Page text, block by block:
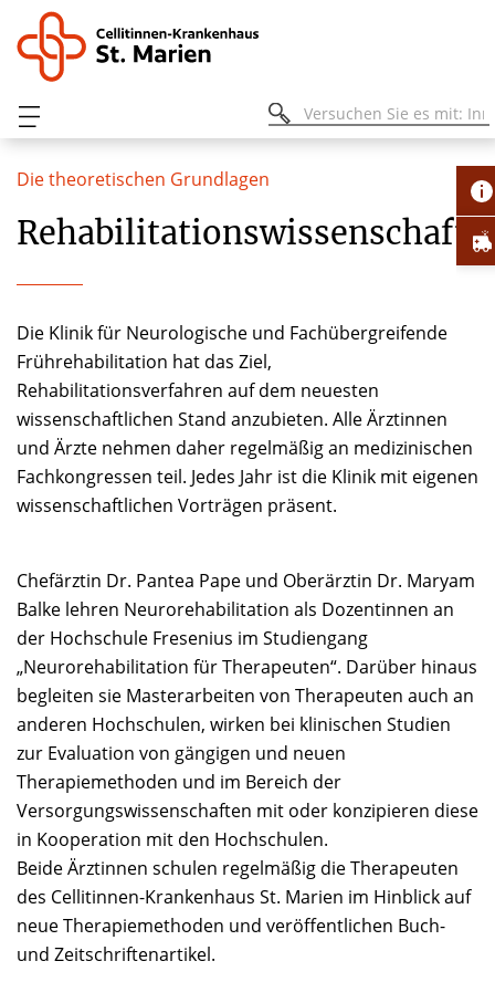
Die theoretischen Grundlagen
Die Klinik für Neurologische und Fachübergreifende
Frührehabilitation hat das Ziel,
Rehabilitationsverfahren auf dem neuesten
wissenschaftlichen Stand anzubieten. Alle Ärztinnen
und Ärzte nehmen daher regelmäßig an medizinischen
Fachkongressen teil. Jedes Jahr ist die Klinik mit eigenen
wissenschaftlichen Vorträgen präsent.
Chefärztin Dr. Pantea Pape und Oberärztin Dr. Maryam
Balke lehren Neurorehabilitation als Dozentinnen an
der Hochschule Fresenius im Studiengang
„Neurorehabilitation für Therapeuten“. Darüber hinaus
begleiten sie Masterarbeiten von Therapeuten auch an
anderen Hochschulen, wirken bei klinischen Studien
zur Evaluation von gängigen und neuen
Therapiemethoden und im Bereich der
Versorgungswissenschaften mit oder konzipieren diese
in Kooperation mit den Hochschulen.
Beide Ärztinnen schulen regelmäßig die Therapeuten
des Cellitinnen-Krankenhaus St. Marien im Hinblick auf
neue Therapiemethoden und veröffentlichen Buch-
und Zeitschriftenartikel.